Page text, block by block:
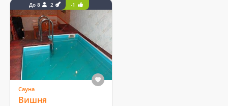
До 8 2 -1
Сауна
Вишня